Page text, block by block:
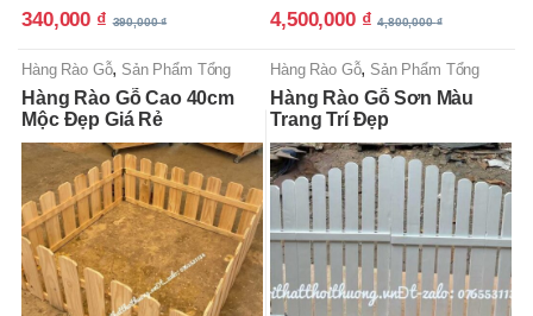
340,000 ₫ 390,000₫ 4,500,000 ₫ 4,800,000₫
Hàng Rào Gỗ, Sản Phẩm Tổng
Hợp
Hàng Rào Gỗ Cao 40cm
Mộc Đẹp Giá Rẻ
Hàng Rào Gỗ, Sản Phẩm Tổng
Hợp
Hàng Rào Gỗ Sơn Màu
Trang Trí Đẹp